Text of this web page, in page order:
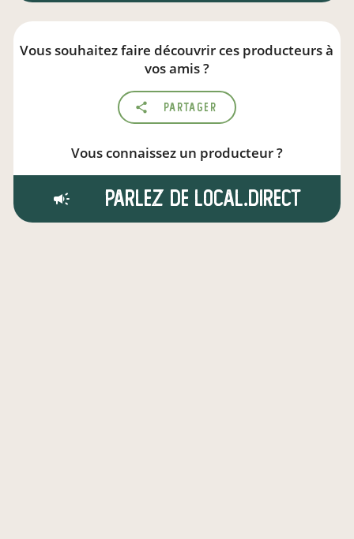
Vous souhaitez faire découvrir ces producteurs à
vos amis ?
Partager
Vous connaissez un producteur ?
Parlez de local.direct